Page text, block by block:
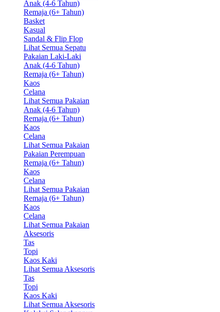
Anak (4-6 Tahun)
Remaja (6+ Tahun)
Basket
Kasual
Sandal & Flip Flop
Lihat Semua Sepatu
Pakaian Laki-Laki
Anak (4-6 Tahun)
Remaja (6+ Tahun)
Kaos
Celana
Lihat Semua Pakaian
Anak (4-6 Tahun)
Remaja (6+ Tahun)
Kaos
Celana
Lihat Semua Pakaian
Pakaian Perempuan
Remaja (6+ Tahun)
Kaos
Celana
Lihat Semua Pakaian
Remaja (6+ Tahun)
Kaos
Celana
Lihat Semua Pakaian
Aksesoris
Tas
Topi
Kaos Kaki
Lihat Semua Aksesoris
Tas
Topi
Kaos Kaki
Lihat Semua Aksesoris